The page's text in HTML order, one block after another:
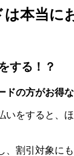
本当に
する！？
の方がお得な
いをすると、
、割引対象に